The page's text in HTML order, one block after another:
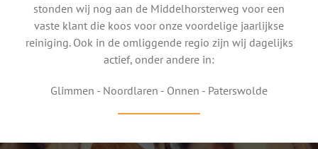
stonden wij nog aan de Middelhorsterweg voor een
vaste klant die koos voor onze voordelige jaarlijkse
reiniging. Ook in de omliggende regio zijn wij dagelijks
actief, onder andere in:
Glimmen - Noordlaren - Onnen - Paterswolde